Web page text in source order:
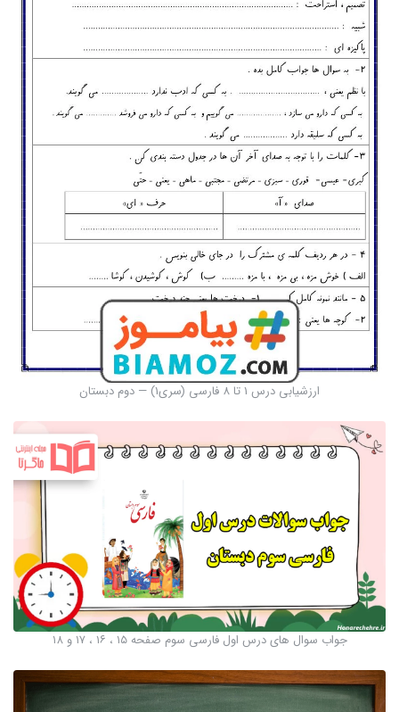
ارزشیابی درس 1 تا 8 فارسی (سری1) — دوم دبستان
جواب سوال های درس اول فارسی سوم صفحه ۱۵ ، ۱۶ ، ۱۷ و ۱۸